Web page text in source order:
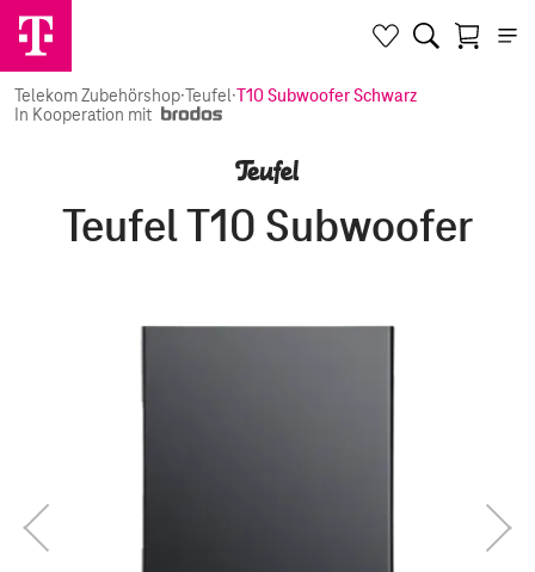
Telekom Zubehörshop·Teufel·T10 Subwoofer Schwarz
In Kooperation mit
Teufel T10 Subwoofer